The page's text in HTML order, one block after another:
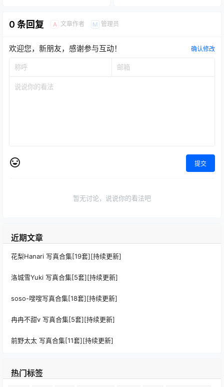
0 条回复 A 文章作者 M 管理员
欢迎您，新朋友，感谢参与互动！ 确认修改
提交
暂无讨论，说说你的看法吧
近期文章
花梨Hanari 写真合集[19套][持续更新]
洛城雪Yuki 写真合集[5套][持续更新]
soso-嗖嗖写真合集[18套][持续更新]
冉冉不甜v 写真合集[5套][持续更新]
前野太太 写真合集[11套][持续更新]
热门标签